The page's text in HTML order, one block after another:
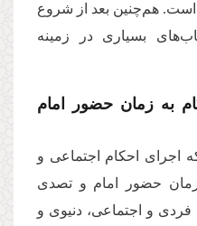
هم‌چنین بعد از شروع
بسیاری در زمینه
به زمان حضور امام
احکام اجتماعی و
حضور امام و تصدی
و اجتماعی، دنیوی و